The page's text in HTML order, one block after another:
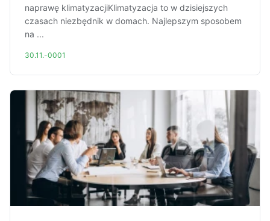
naprawę klimatyzacjiKlimatyzacja to w dzisiejszych
czasach niezbędnik w domach. Najlepszym sposobem
na ...
30.11.-0001